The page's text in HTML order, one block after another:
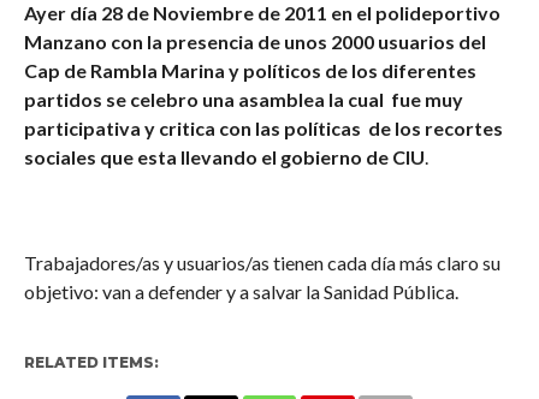
Ayer día 28 de Noviembre de 2011 en el polideportivo
Manzano con la presencia de unos 2000 usuarios del
Cap de Rambla Marina y políticos de los diferentes
partidos se celebro una asamblea la cual fue muy
participativa y critica con las políticas de los recortes
sociales que esta llevando el gobierno de CIU.
Trabajadores/as y usuarios/as tienen cada día más claro su
objetivo: van a defender y a salvar la Sanidad Pública.
RELATED ITEMS: